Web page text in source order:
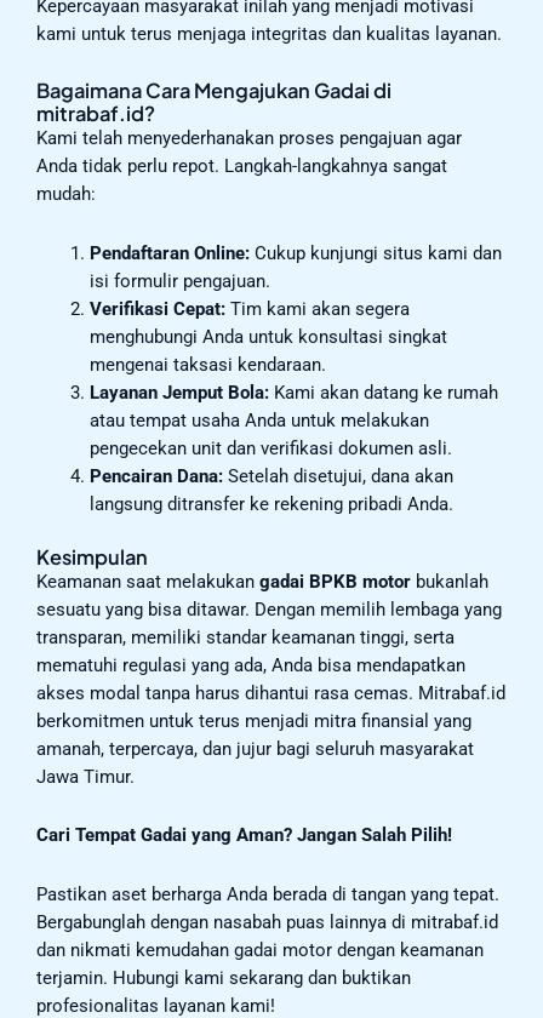
Kepercayaan masyarakat inilah yang menjadi motivasi
kami untuk terus menjaga integritas dan kualitas layanan.
Bagaimana Cara Mengajukan Gadai di
mitrabaf.id?
Kami telah menyederhanakan proses pengajuan agar
Anda tidak perlu repot. Langkah-langkahnya sangat
mudah:
Pendaftaran Online:Cukup kunjungi situs kami dan
isi formulir pengajuan.
Verifikasi Cepat:Tim kami akan segera
menghubungi Anda untuk konsultasi singkat
mengenai taksasi kendaraan.
Layanan Jemput Bola:Kami akan datang ke rumah
atau tempat usaha Anda untuk melakukan
pengecekan unit dan verifikasi dokumen asli.
Pencairan Dana:Setelah disetujui, dana akan
langsung ditransfer ke rekening pribadi Anda.
Kesimpulan
Keamanan saat melakukan gadai BPKB motor bukanlah
sesuatu yang bisa ditawar. Dengan memilih lembaga yang
transparan, memiliki standar keamanan tinggi, serta
mematuhi regulasi yang ada, Anda bisa mendapatkan
akses modal tanpa harus dihantui rasa cemas. Mitrabaf.id
berkomitmen untuk terus menjadi mitra finansial yang
amanah, terpercaya, dan jujur bagi seluruh masyarakat
Jawa Timur.
Cari Tempat Gadai yang Aman? Jangan Salah Pilih!
Pastikan aset berharga Anda berada di tangan yang tepat.
Bergabunglah dengan nasabah puas lainnya di mitrabaf.id
dan nikmati kemudahan gadai motor dengan keamanan
terjamin. Hubungi kami sekarang dan buktikan
profesionalitas layanan kami!